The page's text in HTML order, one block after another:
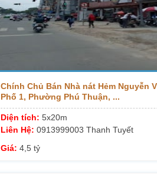
Chính Chủ Bán Nhà nát Hẻm Nguyễn
Phố 1, Phường Phú Thuận, ...
Diện tích:5x20m
Liên Hệ:0913999003 Thanh Tuyết
Giá:4,5 tỷ